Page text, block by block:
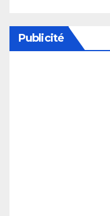
Publicité